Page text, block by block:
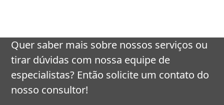
carousel
navigation
buttons
Quer saber mais sobre nossos serviços ou
tirar dúvidas com nossa equipe de
especialistas? Então solicite um contato do
nosso consultor!